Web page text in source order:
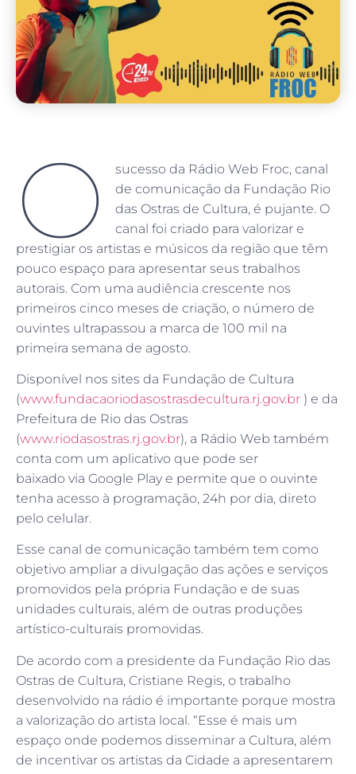
O
sucesso da Rádio Web Froc, canal
de comunicação da Fundação Rio
das Ostras de Cultura, é pujante. O
canal foi criado para valorizar e
prestigiar os artistas e músicos da região que têm
pouco espaço para apresentar seus trabalhos
autorais. Com uma audiência crescente nos
primeiros cinco meses de criação, o número de
ouvintes ultrapassou a marca de 100 mil na
primeira semana de agosto.
Disponível nos sites da Fundação de Cultura
(www.fundacaoriodasostrasdecultura.rj.gov.br ) e da
Prefeitura de Rio das Ostras
(www.riodasostras.rj.gov.br), a Rádio Web também
conta com um aplicativo que pode ser
baixado via Google Play e permite que o ouvinte
tenha acesso à programação, 24h por dia, direto
pelo celular.
Esse canal de comunicação também tem como
objetivo ampliar a divulgação das ações e serviços
promovidos pela própria Fundação e de suas
unidades culturais, além de outras produções
artístico-culturais promovidas.
De acordo com a presidente da Fundação Rio das
Ostras de Cultura, Cristiane Regis, o trabalho
desenvolvido na rádio é importante porque mostra
a valorização do artista local. “Esse é mais um
espaço onde podemos disseminar a Cultura, além
de incentivar os artistas da Cidade a apresentarem